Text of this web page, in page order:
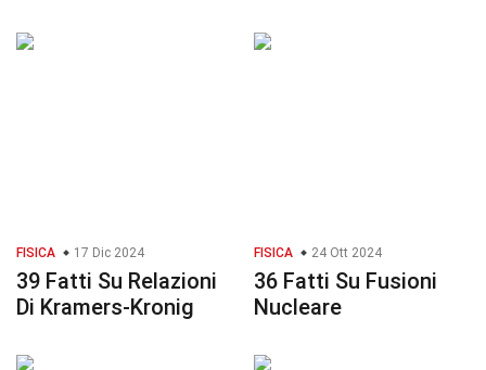
FISICA 17 Dic 2024
39 Fatti Su Relazioni
Di Kramers-Kronig
FISICA 24 Ott 2024
36 Fatti Su Fusioni
Nucleare